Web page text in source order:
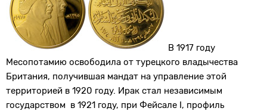
В 1917 году
Месопотамию освободила от турецкого владычества
Британия, получившая мандат на управление этой
территорией в 1920 году. Ирак стал независимым
государством в 1921 году, при Фейсале I, профиль